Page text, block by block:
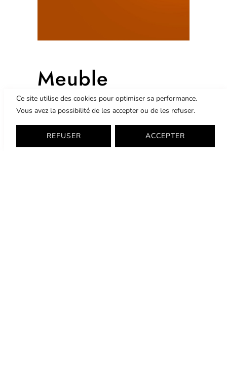
Ce site utilise des cookies pour optimiser sa performance.
Vous avez la possibilité de les accepter ou de les refuser.
REFUSER ACCEPTER
Meuble
d’appoint
Atelier LCKO – Marqueterie
de Paille – Paris